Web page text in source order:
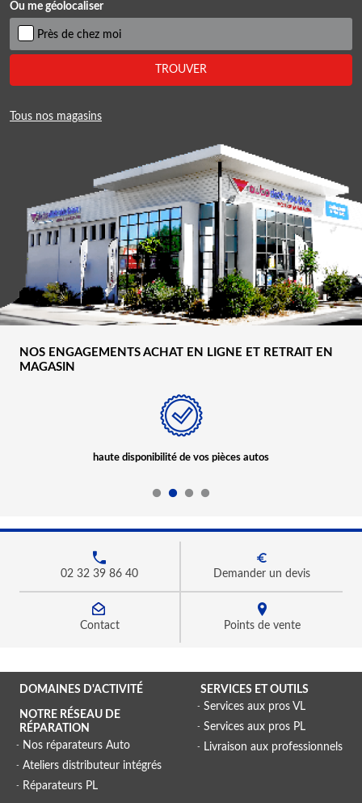
Ou me géolocaliser
Près de chez moi
TROUVER
Tous nos magasins
NOS ENGAGEMENTS ACHAT EN LIGNE ET RETRAIT EN
MAGASIN
haute disponibilité de vos pièces autos
02 32 39 86 40 Demander un devis
Contact Points de vente
DOMAINES D'ACTIVITÉ
NOTRE RÉSEAU DE
RÉPARATION
Nos réparateurs Auto
Ateliers distributeur intégrés
Réparateurs PL
SERVICES ET OUTILS
Services aux pros VL
Services aux pros PL
Livraison aux professionnels